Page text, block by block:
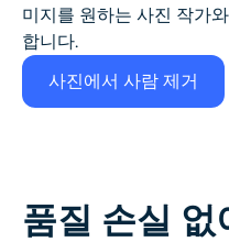
비디오 도구
영상 워터마크 제거기
미지를 원하는 사진 작가
합니다.
사진에서 사람 제거
품질 손실